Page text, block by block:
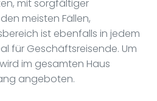
mit sorgfältiger
meisten Fällen,
ist ebenfalls in jedem
für Geschäftsreisende. Um
im gesamten Haus
angeboten.